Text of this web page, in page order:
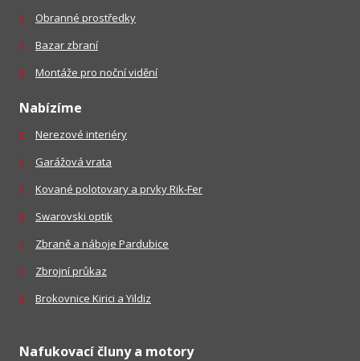
Obranné prostředky
Bazar zbraní
Montáže pro noční vidění
Nabízíme
Nerezové interiéry
Garážová vrata
Kované polotovary a prvky Rik-Fer
Swarovski optik
Zbraně a náboje Pardubice
Zbrojní průkaz
Brokovnice Kirici a Yildiz
Nafukovací čluny a motory